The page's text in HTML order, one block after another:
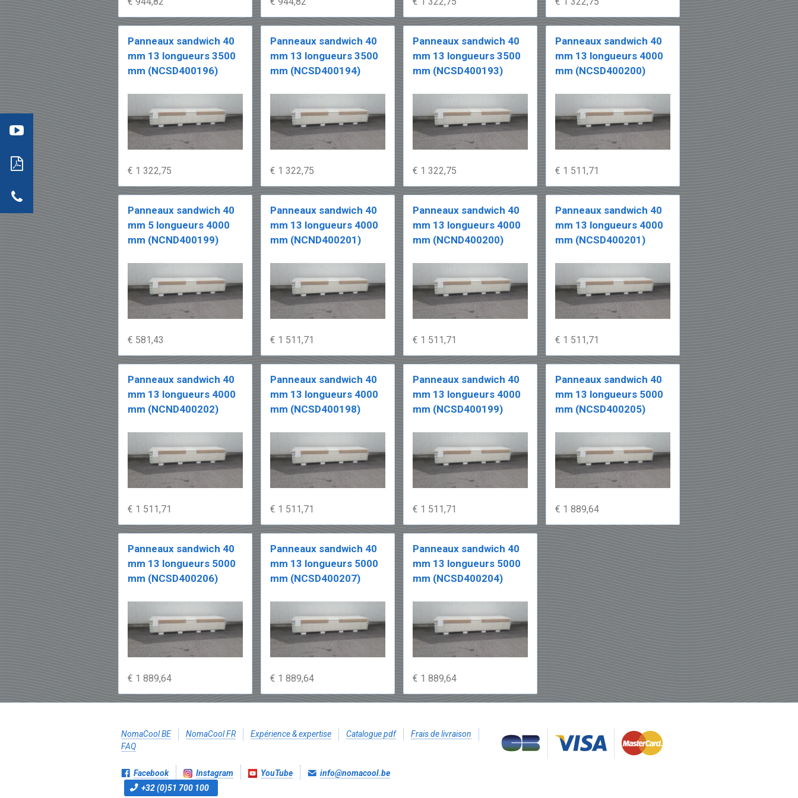
Panneaux sandwich 40
mm 13 longueurs 3500
mm (NCSD400196)
€ 1 322,75
Panneaux sandwich 40
mm 13 longueurs 3500
mm (NCSD400194)
€ 1 322,75
Panneaux sandwich 40
mm 13 longueurs 3500
mm (NCSD400193)
€ 1 322,75
Panneaux sandwich 40
mm 13 longueurs 4000
mm (NCSD400200)
€ 1 511,71
Panneaux sandwich 40
mm 5 longueurs 4000
mm (NCND400199)
€ 581,43
Panneaux sandwich 40
mm 13 longueurs 4000
mm (NCND400201)
€ 1 511,71
Panneaux sandwich 40
mm 13 longueurs 4000
mm (NCND400200)
€ 1 511,71
Panneaux sandwich 40
mm 13 longueurs 4000
mm (NCSD400201)
€ 1 511,71
Panneaux sandwich 40
mm 13 longueurs 4000
mm (NCND400202)
€ 1 511,71
Panneaux sandwich 40
mm 13 longueurs 4000
mm (NCSD400198)
€ 1 511,71
Panneaux sandwich 40
mm 13 longueurs 4000
mm (NCSD400199)
€ 1 511,71
Panneaux sandwich 40
mm 13 longueurs 5000
mm (NCSD400205)
€ 1 889,64
Panneaux sandwich 40
mm 13 longueurs 5000
mm (NCSD400206)
€ 1 889,64
Panneaux sandwich 40
mm 13 longueurs 5000
mm (NCSD400207)
€ 1 889,64
Panneaux sandwich 40
mm 13 longueurs 5000
mm (NCSD400204)
€ 1 889,64
NomaCool BE NomaCool FR Expérience & expertise Catalogue pdf
Frais de livraison
FAQ
Facebook Instagram YouTube
info@nomacool.be
+32 (0)51 700 100
les